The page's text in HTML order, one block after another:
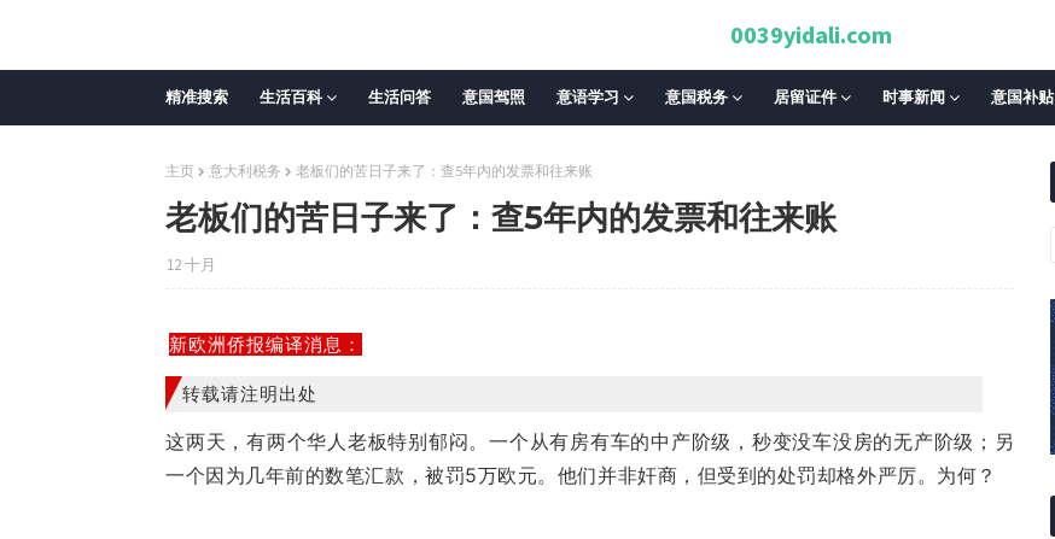
0039yidali.com
精准搜索 生活百科 生活问答 意国驾照 意语学习 意国税务 居留证件 时事新闻 意国补贴
主页 意大利税务 老板们的苦日子来了：查5年内的发票和往来账
老板们的苦日子来了：查5年内的发票和往来账
12 十月
新欧洲侨报编译消息：
转载请注明出处
这两天，有两个华人老板特别郁闷。一个从有房有车的中产阶级，秒变没车没房的无产阶级；另
一个因为几年前的数笔汇款，被罚5万欧元。他们并非奸商，但受到的处罚却格外严厉。为何？